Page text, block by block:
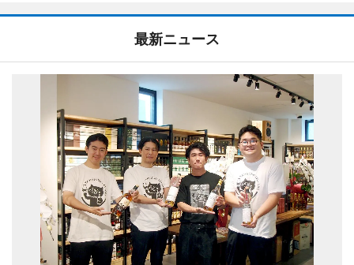
最新ニュース